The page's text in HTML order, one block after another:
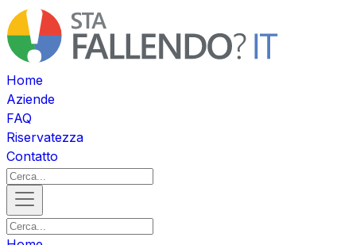
Home
Aziende
FAQ
Riservatezza
Contatto